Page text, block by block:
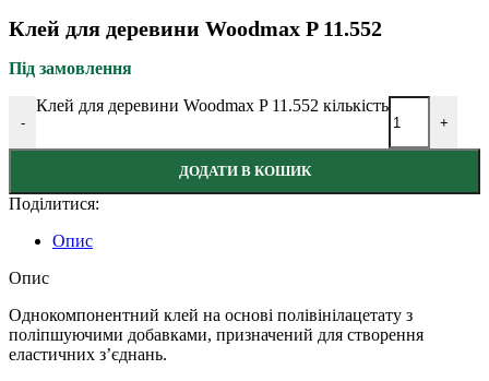
Клей для деревини Woodmax P 11.552
Під замовлення
-
Клей для деревини Woodmax P 11.552 кількість
+
ДОДАТИ В КОШИК
Поділитися:
Опис
Опис
Однокомпонентний клей на основі полівінілацетату з
поліпшуючими добавками, призначений для створення
еластичних з’єднань.